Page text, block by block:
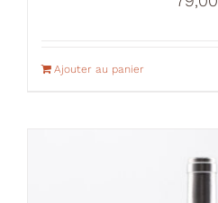
Ajouter au panier